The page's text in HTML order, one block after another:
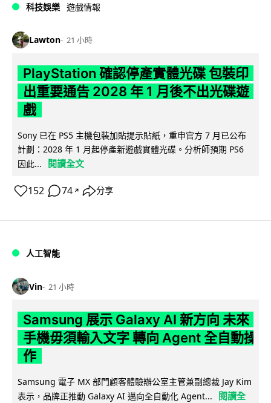
科技娛樂 遊戲情報
Lawton 21 小時
PlayStation 確認停產實體光碟 包裝印
出重要通告 2028 年 1 月後不出光碟遊
戲
Sony 已在 PS5 主機包裝加貼提示貼紙，重申官方 7 月已公布
計劃：2028 年 1 月起停產新遊戲實體光碟。分析師預期 PS6
因此...
閱讀全文
152 74 ↗ 分享
人工智能
Vin 21 小時
Samsung 展示 Galaxy AI 新方向 未來
手機毋須輸入文字 轉向 Agent 全自動操
作
Samsung 電子 MX 部門顧客體驗辦公室主管兼副總裁 Jay Kim
表示，品牌正推動 Galaxy AI 邁向全自動化 Agent...
閱讀全